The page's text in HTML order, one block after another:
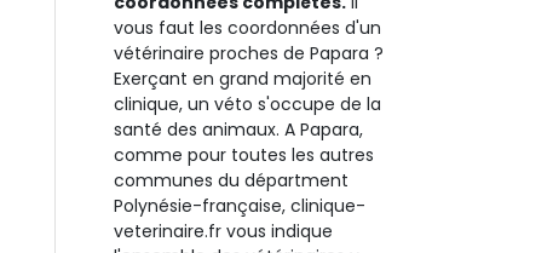
vous faut les coordonnées d'un
vétérinaire proches de Papara ?
Exerçant en grand majorité en
clinique, un véto s'occupe de la
santé des animaux. A Papara,
comme pour toutes les autres
communes du départment
Polynésie-française, clinique-
veterinaire.fr vous indique